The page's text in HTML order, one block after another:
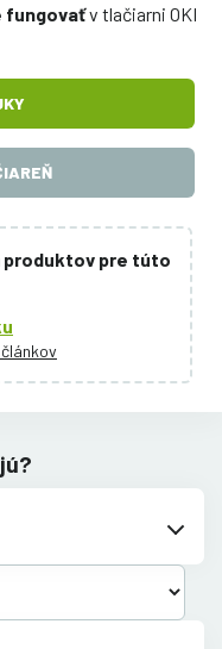
fungovaťv tlačiarni OKI
pre túto